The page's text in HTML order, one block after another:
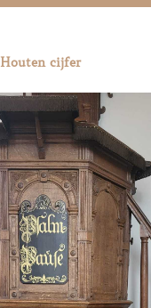
Houten cijfer